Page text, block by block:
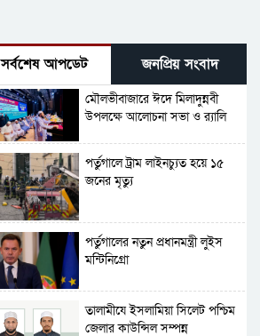
সর্বশেষ আপডেট জনপ্রিয় সংবাদ
মৌলভীবাজারে ঈদে মিলাদুন্নবী
উপলক্ষে আলোচনা সভা ও র‍্যালি
পর্তুগালে ট্রাম লাইনচ্যুত হয়ে ১৫
জনের মৃত্যু
পর্তুগালের নতুন প্রধানমন্ত্রী লুইস
মন্টিনিগ্রো
‎তালামীযে ইসলামিয়া সিলেট পশ্চিম
জেলার কাউন্সিল সম্পন্ন